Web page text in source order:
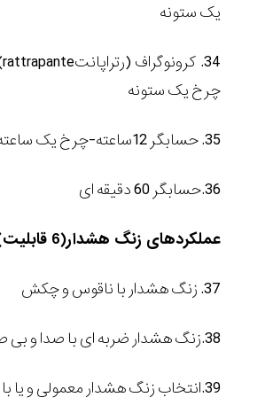
یک ستونه
34. کرونوگراف (رتراپانت rattrapante
چرخ یک ستونه
35. حسابگر 12ساعته-چرخ یک ساعته
36.حسابگر 60 دقیقه ای
عملکردهای زنگ هشدار(6 قابلیت)
37. زنگ هشدار با ناقوس و چکش
38.زنگ هشدار ضربه ای با صدا و بی صدا
39.انتخاب زنگ هشدار معمولی و یا با شدت